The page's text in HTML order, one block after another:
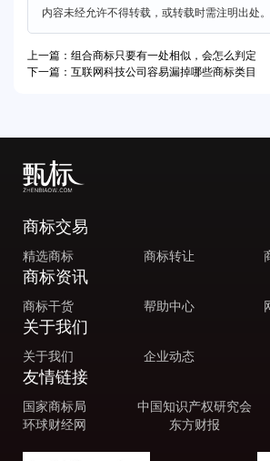
内容未经允许不得转载，或转载时需注明出处。
上一篇：组合商标只要有一处相似，会怎么判定
下一篇：互联网科技公司容易漏掉哪些商标类目
商标交易
精选商标 商标转让
商标资讯
商标干货 帮助中心
关于我们
关于我们 企业动态
友情链接
国家商标局 中国知识产权研究会
环球财经网
东方财报